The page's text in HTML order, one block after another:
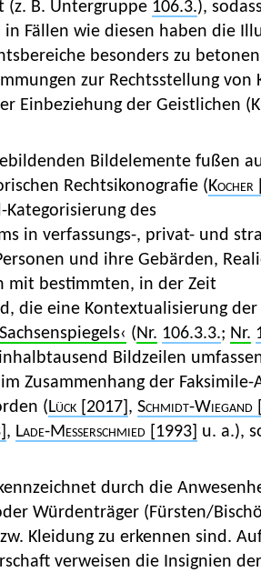
(z. B. Untergruppe 106.3.),
Fällen wie diesen haben die
besonders zu
zur Rechtsstellung von
Einbeziehung der Geistlichen
Bildelemente fußen
Rechtsikonografie ( Kocher
Kategorisierung des
in verfassungs-, privat- und
und ihre Gebärden,
mit bestimmten, in der Zeit
die eine Kontextualisierung der
( Nr. 106.3.3.; Nr.
Bildzeilen
Zusammenhang der Faksimile-
( Lück[2017] , Schmidt-Wiegand
, Lade-Messerschmied[1993] u. a.),
durch die
Würdenträger (Fürsten/
Kleidung zu erkennen sind.
verweisen die Insignien